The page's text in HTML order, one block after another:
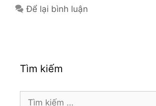
Để lại bình luận
Tìm kiếm
Tìm